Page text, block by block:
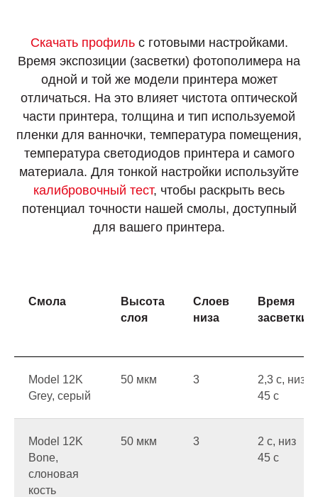
Скачать профильс готовыми настройками.
Время экспозиции (засветки) фотополимера на
одной и той же модели принтера может
отличаться. На это влияет чистота оптической
части принтера, толщина и тип используемой
пленки для ванночки, температура помещения,
температура светодиодов принтера и самого
материала. Для тонкой настройки используйте
калибровочный тест, чтобы раскрыть весь
потенциал точности нашей смолы, доступный
для вашего принтера.
Смола
Высота
слоя
Слоев
низа
Время
засветки
Model 12K
Grey, серый
50 мкм 3
2,3 c, низ
45 c
Model 12K
Bone,
слоновая
кость
50 мкм 3
2 c, низ
45 c